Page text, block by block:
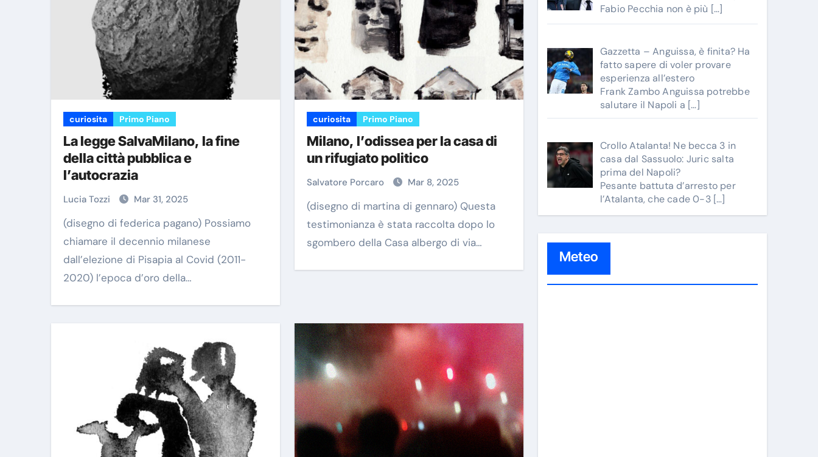
curiosita Primo Piano
La legge SalvaMilano, la fine
della città pubblica e
l’autocrazia
Lucia Tozzi Mar 31, 2025
(disegno di federica pagano) Possiamo
chiamare il decennio milanese
dall’elezione di Pisapia al Covid (2011-
2020) l’epoca d’oro della…
curiosita Primo Piano
Milano, l’odissea per la casa di
un rifugiato politico
Salvatore Porcaro Mar 8, 2025
(disegno di martina di gennaro) Questa
testimonianza è stata raccolta dopo lo
sgombero della Casa albergo di via…
Fabio Pecchia non è più […]
Gazzetta – Anguissa, è finita? Ha
fatto sapere di voler provare
esperienza all’estero
Frank Zambo Anguissa potrebbe
salutare il Napoli a […]
Crollo Atalanta! Ne becca 3 in
casa dal Sassuolo: Juric salta
prima del Napoli?
Pesante battuta d’arresto per
l’Atalanta, che cade 0-3 […]
Meteo